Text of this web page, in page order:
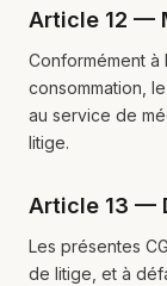
Article 12 —
Conformément à
consommation,
au service de
litige.
Article 13 —
Les présentes
de litige, et à